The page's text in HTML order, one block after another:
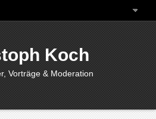
Koch
Vorträge & Moderation